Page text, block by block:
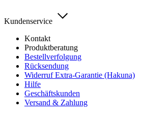
Kundenservice
Kontakt
Produktberatung
Bestellverfolgung
Rücksendung
Widerruf Extra-Garantie (Hakuna)
Hilfe
Geschäftskunden
Versand & Zahlung